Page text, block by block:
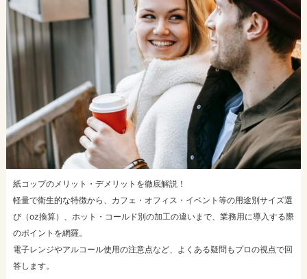
紙コップのメリット・デメリットを徹底解説！
軽量で衛生的な特徴から、カフェ・オフィス・イベント等の用途別サイズ選
び（oz換算）、ホット・コールド別の加工の違いまで、業務用に導入する際
のポイントを網羅。
電子レンジやアルコール使用の注意点など、よくある疑問もプロの視点で回
答します。